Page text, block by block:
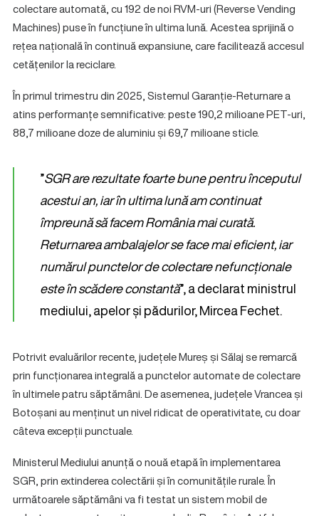
colectare automată, cu 192 de noi RVM-uri (Reverse Vending
Machines) puse în funcțiune în ultima lună. Acestea sprijină o
rețea națională în continuă expansiune, care facilitează accesul
cetățenilor la reciclare.
În primul trimestru din 2025, Sistemul Garanție-Returnare a
atins performanțe semnificative: peste 190,2 milioane PET-uri,
88,7 milioane doze de aluminiu și 69,7 milioane sticle.
”SGR are rezultate foarte bune pentru începutul
acestui an, iar în ultima lună am continuat
împreună să facem România mai curată.
Returnarea ambalajelor se face mai eficient, iar
numărul punctelor de colectare nefuncționale
este în scădere constantă”, a declarat ministrul
mediului, apelor și pădurilor, Mircea Fechet.
Potrivit evaluărilor recente, județele Mureș și Sălaj se remarcă
prin funcționarea integrală a punctelor automate de colectare
în ultimele patru săptămâni. De asemenea, județele Vrancea și
Botoșani au menținut un nivel ridicat de operativitate, cu doar
câteva excepții punctuale.
Ministerul Mediului anunță o nouă etapă în implementarea
SGR, prin extinderea colectării și în comunitățile rurale. În
următoarele săptămâni va fi testat un sistem mobil de